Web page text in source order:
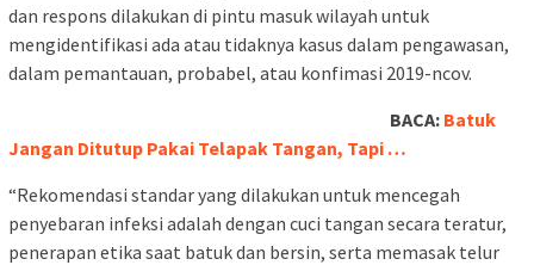
dan respons dilakukan di pintu masuk wilayah untuk
mengidentifikasi ada atau tidaknya kasus dalam pengawasan,
dalam pemantauan, probabel, atau konfimasi 2019-ncov.
BACA: Batuk
Jangan Ditutup Pakai Telapak Tangan, Tapi …
“Rekomendasi standar yang dilakukan untuk mencegah
penyebaran infeksi adalah dengan cuci tangan secara teratur,
penerapan etika saat batuk dan bersin, serta memasak telur